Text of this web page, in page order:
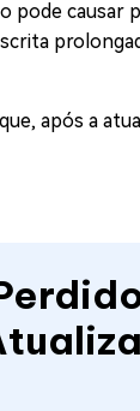
pode causar
após a